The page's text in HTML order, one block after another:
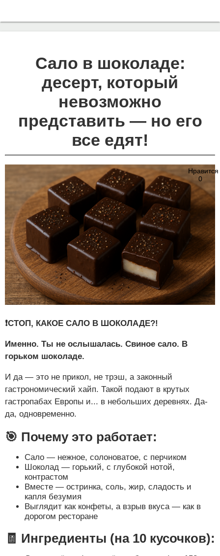
Сало в шоколаде:
десерт, который
невозможно
представить — но его
все едят!
Нравится
0
❗️СТОП, КАКОЕ САЛО В ШОКОЛАДЕ?!
Именно. Ты не ослышалась. Свиное сало. В
горьком шоколаде.
И да — это не прикол, не трэш, а законный
гастрономический хайп. Такой подают в крутых
гастропабах Европы и... в небольших деревнях. Да-
да, одновременно.
🎯 Почему это работает:
Сало — нежное, солоноватое, с перчиком
Шоколад — горький, с глубокой нотой,
контрастом
Вместе — остринка, соль, жир, сладость и
капля безумия
Выглядит как конфеты, а взрыв вкуса — как в
дорогом ресторане
🧾 Ингредиенты (на 10 кусочков):